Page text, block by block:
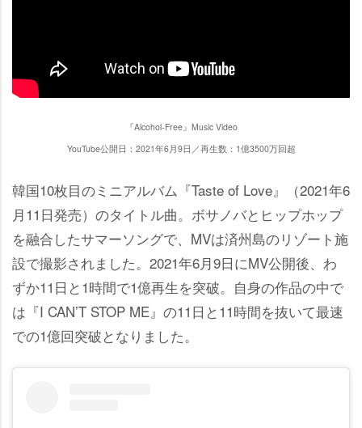
『Alcohol-Free』Music Video
YouTube公開日：2021年6月9日／再生数：1億3500万回超
韓国10枚目のミニアルバム『Taste of Love』（2021年6
月11日発売）のタイトル曲。ボサノバとヒップホップ
を融合したサマーソングで、MVは済州島のリゾート施
設で撮影されました。2021年6月9日にMV公開後、わ
ずか11日と1時間で1億再生を突破。自身の作品の中で
は『I CAN’T STOP ME』の11日と11時間を抜いて最速
での1億回突破となりました。